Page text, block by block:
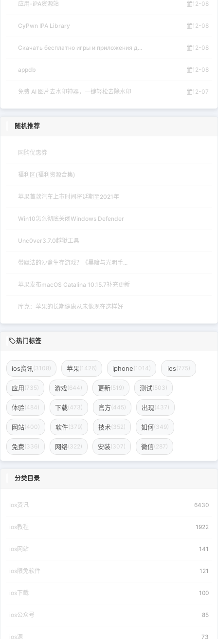
应用-iPA资源站 12-08
CyPwn IPA Library 12-08
Скачать бесплатно игры и приложения д... 12-08
appdb 12-08
免费 AI 图片去水印神器，一键轻松去除水印 12-07
随机推荐
网购优惠券
福利区(福利资源合集)
苹果首款汽车上市时间将延期至2021年
Win10怎么彻底关闭Windows Defender
Unc0ver3.7.0越狱工具
带魔法的沙盒生存游戏？《黑暗与光明手...
苹果发布macOS Catalina 10.15.7补充更新
库克：苹果的长期健康从未像现在这样好
热门标签
ios资讯 (3108) 苹果(1426) iphone(1014) ios(775)
应用(735) 游戏(644) 更新(519) 测试(503)
体验(484) 下载(473) 官方(445) 出现(437)
网站(400) 软件(379) 技术(352) 如何(349)
免费(336) 网络(322) 安装(307) 微信(287)
分类目录
Ios资讯 6430
ios教程 1922
ios网站 141
ios限免软件 121
ios下载 100
ios公众号 85
ios源 73